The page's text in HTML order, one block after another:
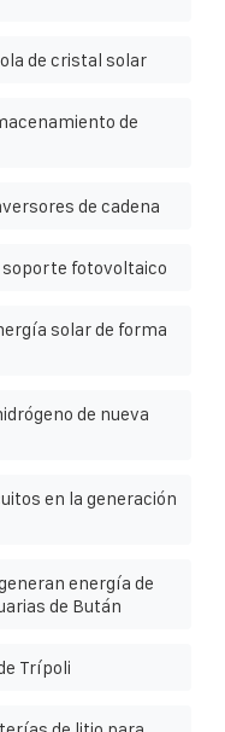
de cristal solar
de
de cadena
soporte fotovoltaico
solar de forma
de nueva
en la generación
energía de
de Bután
Trípoli